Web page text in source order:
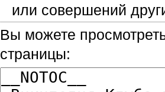
или совершений
Вы можете
страницы: